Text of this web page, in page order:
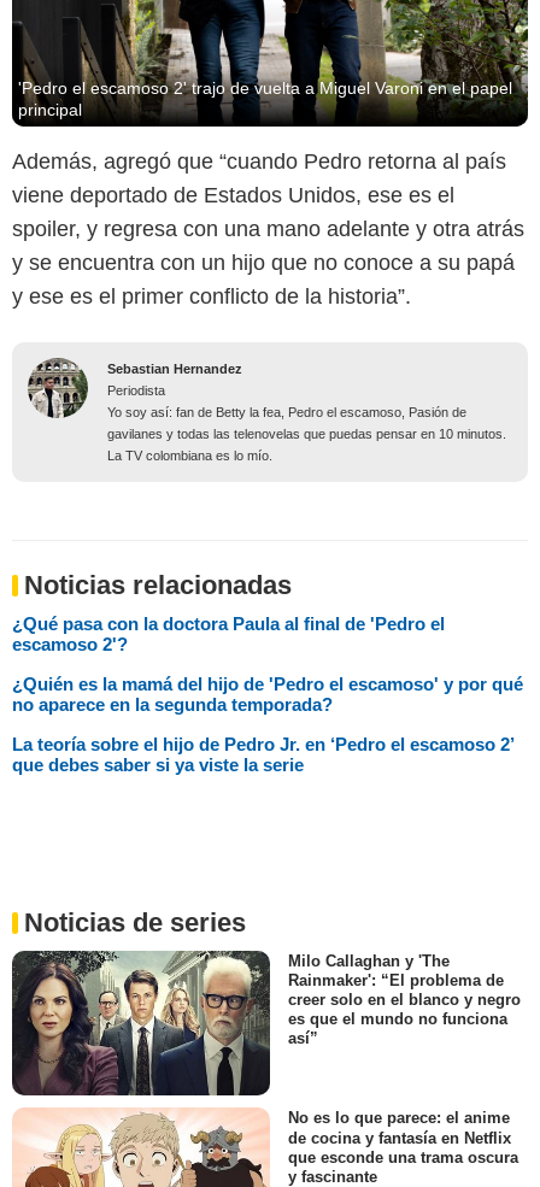
'Pedro el escamoso 2' trajo de vuelta a Miguel Varoni en el papel
principal
Además, agregó que “cuando Pedro retorna al país
viene deportado de Estados Unidos, ese es el
spoiler, y regresa con una mano adelante y otra atrás
y se encuentra con un hijo que no conoce a su papá
y ese es el primer conflicto de la historia”.
Sebastian Hernandez
Periodista
Yo soy así: fan de Betty la fea, Pedro el escamoso, Pasión de
gavilanes y todas las telenovelas que puedas pensar en 10 minutos.
La TV colombiana es lo mío.
Noticias relacionadas
¿Qué pasa con la doctora Paula al final de 'Pedro el
escamoso 2'?
¿Quién es la mamá del hijo de 'Pedro el escamoso' y por qué
no aparece en la segunda temporada?
La teoría sobre el hijo de Pedro Jr. en ‘Pedro el escamoso 2’
que debes saber si ya viste la serie
Noticias de series
Milo Callaghan y 'The
Rainmaker': “El problema de
creer solo en el blanco y negro
es que el mundo no funciona
así”
No es lo que parece: el anime
de cocina y fantasía en Netflix
que esconde una trama oscura
y fascinante